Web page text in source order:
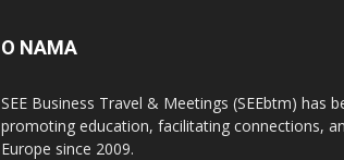
O NAMA
SEE Business Travel & Meetings (SEEbtm) has
promoting education, facilitating connections,
Europe since 2009.